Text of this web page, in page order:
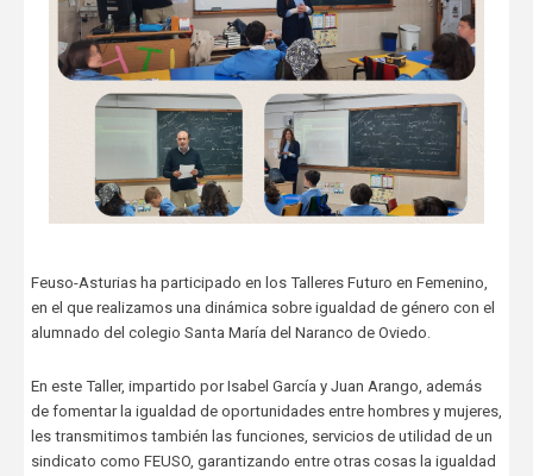
Feuso-Asturias ha participado en los Talleres Futuro en Femenino,
en el que realizamos una dinámica sobre igualdad de género con el
alumnado del colegio Santa María del Naranco de Oviedo.
En este Taller, impartido por Isabel García y Juan Arango, además
de fomentar la igualdad de oportunidades entre hombres y mujeres,
les transmitimos también las funciones, servicios de utilidad de un
sindicato como FEUSO, garantizando entre otras cosas la igualdad